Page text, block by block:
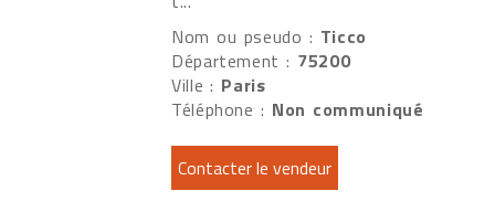
Nom ou pseudo : Ticco
Département : 75200
Ville : Paris
Téléphone : Non communiqué